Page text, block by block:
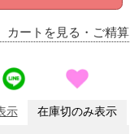
カートを見る ・ご精算
示 在庫切のみ表示